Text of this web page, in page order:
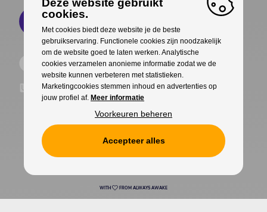
Cookies Privacy
WITH FROM ALWAYS AWAKE
Deze website gebruikt
cookies.
Met cookies biedt deze website je de beste
gebruikservaring. Functionele cookies zijn noodzakelijk
om de website goed te laten werken. Analytische
cookies verzamelen anonieme informatie zodat we de
website kunnen verbeteren met statistieken.
Marketingcookies stemmen inhoud en advertenties op
jouw profiel af. Meer informatie
Voorkeuren beheren
Accepteer alles